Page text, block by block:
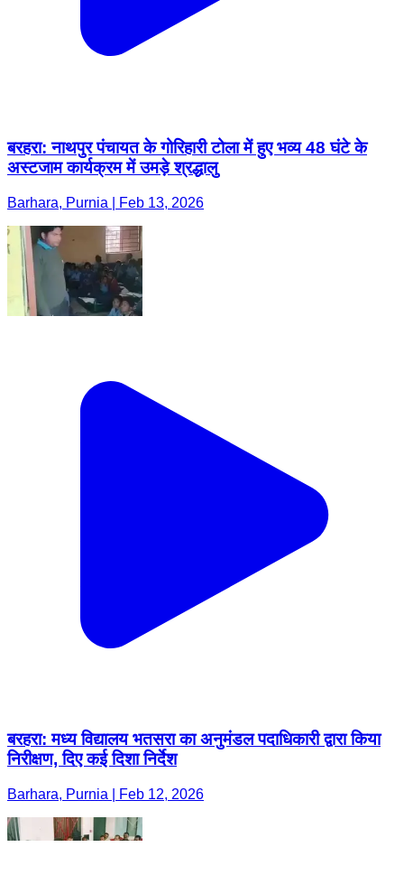
बरहरा: नाथपुर पंचायत के गोरिहारी टोला में हुए भव्य 48 घंटे के
अस्टजाम कार्यक्रम में उमड़े श्रद्धालु
Barhara, Purnia | Feb 13, 2026
बरहरा: मध्य विद्यालय भतसरा का अनुमंडल पदाधिकारी द्वारा किया
निरीक्षण, दिए कई दिशा निर्देश
Barhara, Purnia | Feb 12, 2026